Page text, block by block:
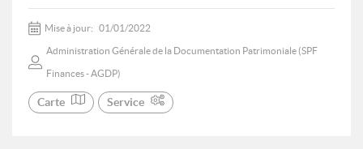
Mise à jour: 01/01/2022
Administration Générale de la Documentation Patrimoniale (SPF
Finances - AGDP)
Carte Service